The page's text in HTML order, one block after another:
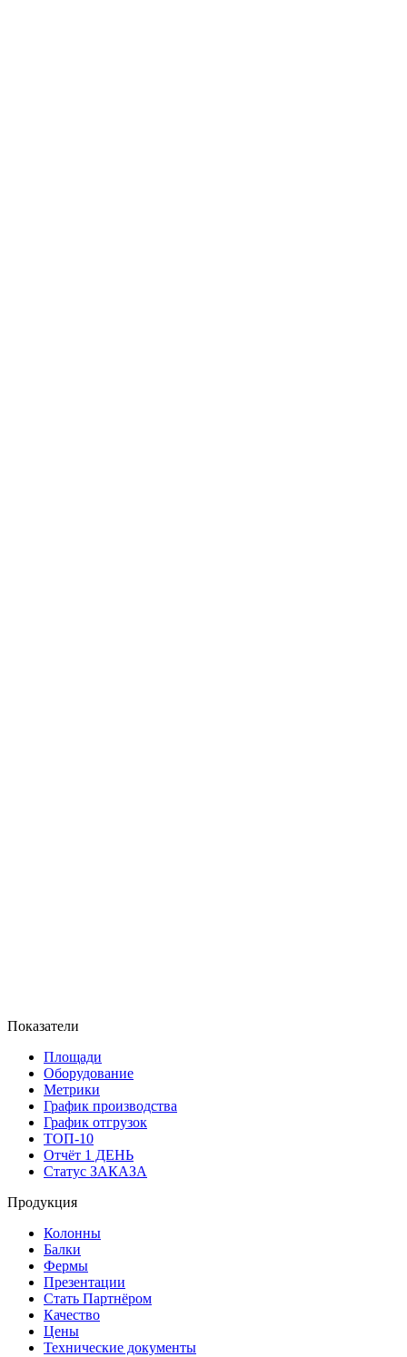
Показатели
Площади
Оборудование
Метрики
График производства
График отгрузок
ТОП-10
Отчёт 1 ДЕНЬ
Статус ЗАКАЗА
Продукция
Колонны
Балки
Фермы
Презентации
Стать Партнёром
Качество
Цены
Технические документы